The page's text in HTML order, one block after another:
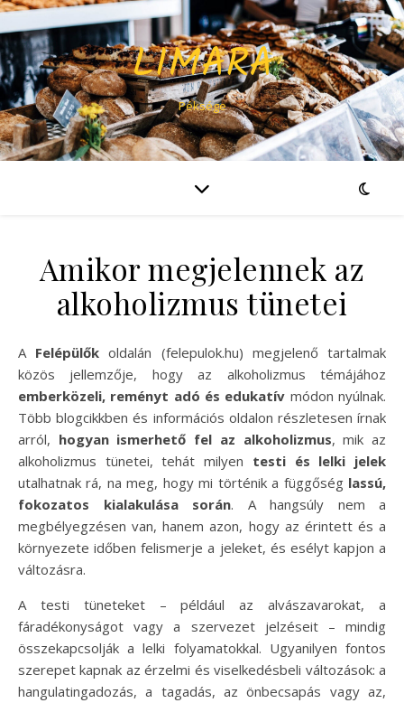
LIMARA
Péksége
Amikor megjelennek az
alkoholizmus tünetei
A Felépülők oldalán (felepulok.hu) megjelenő tartalmak
közös jellemzője, hogy az alkoholizmus témájához
emberközeli, reményt adó és edukatív módon nyúlnak.
Több blogcikkben és információs oldalon részletesen írnak
arról, hogyan ismerhető fel az alkoholizmus, mik az
alkoholizmus tünetei, tehát milyen testi és lelki jelek
utalhatnak rá, na meg, hogy mi történik a függőség lassú,
fokozatos kialakulása során. A hangsúly nem a
megbélyegzésen van, hanem azon, hogy az érintett és a
környezete időben felismerje a jeleket, és esélyt kapjon a
változásra.
A testi tüneteket – például az alvászavarokat, a
fáradékonyságot vagy a szervezet jelzéseit – mindig
összekapcsolják a lelki folyamatokkal. Ugyanilyen fontos
szerepet kapnak az érzelmi és viselkedésbeli változások: a
hangulatingadozás, a tagadás, az önbecsapás vagy az,